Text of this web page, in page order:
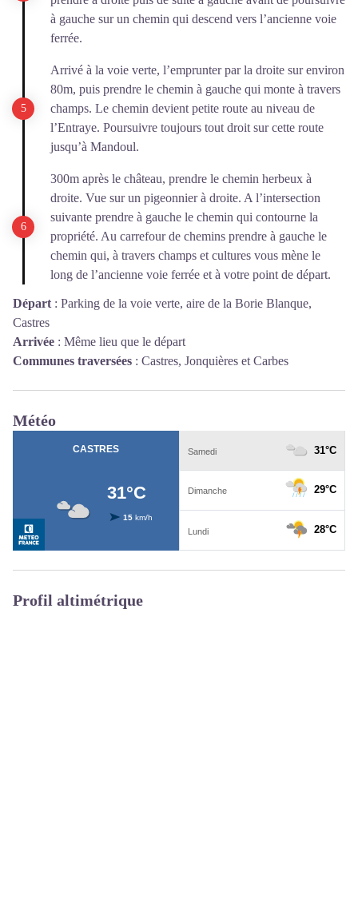
à gauche sur un chemin qui descend vers l’ancienne voie
ferrée.
Arrivé à la voie verte, l’emprunter par la droite sur environ
80m, puis prendre le chemin à gauche qui monte à travers
champs. Le chemin devient petite route au niveau de
l’Entraye. Poursuivre toujours tout droit sur cette route
jusqu’à Mandoul.
300m après le château, prendre le chemin herbeux à
droite. Vue sur un pigeonnier à droite. A l’intersection
suivante prendre à gauche le chemin qui contourne la
propriété. Au carrefour de chemins prendre à gauche le
chemin qui, à travers champs et cultures vous mène le
long de l’ancienne voie ferrée et à votre point de départ.
Départ : Parking de la voie verte, aire de la Borie Blanque,
Castres
Arrivée : Même lieu que le départ
Communes traversées : Castres, Jonquières et Carbes
Météo
Profil altimétrique